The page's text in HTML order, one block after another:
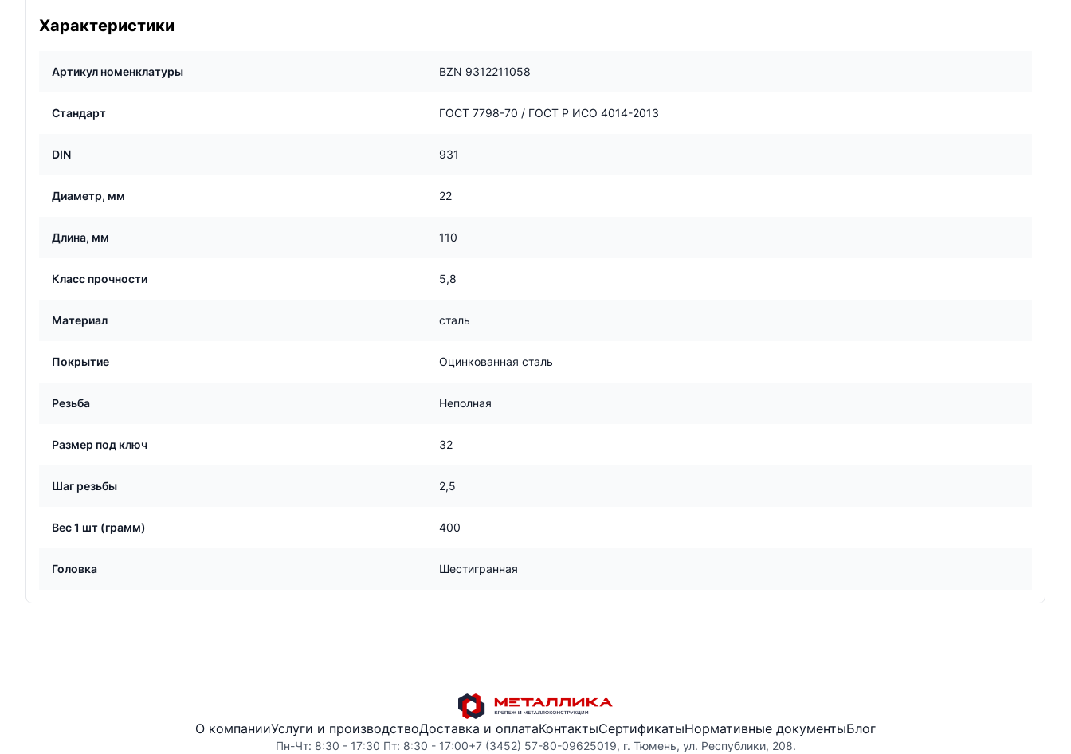
Характеристики
Артикул номенклатуры BZN 9312211058
Стандарт ГОСТ 7798-70 / ГОСТ Р ИСО 4014-2013
DIN 931
Диаметр, мм 22
Длина, мм 110
Класс прочности 5,8
Материал сталь
Покрытие Оцинкованная сталь
Резьба Неполная
Размер под ключ 32
Шаг резьбы 2,5
Вес 1 шт (грамм) 400
Головка Шестигранная
О компанииУслуги и производствоДоставка и оплатаКонтактыСертификатыНормативные документыБлог
Пн-Чт: 8:30 - 17:30 Пт: 8:30 - 17:00+7 (3452) 57-80-09625019, г. Тюмень, ул. Республики, 208.